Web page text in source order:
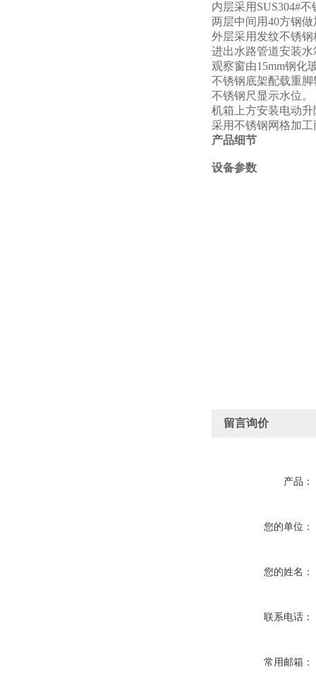
内层采用SUS304#
两层中间用40方钢
外层采用发纹不锈
进出水路管道安装
观察窗由15mm钢化
不锈钢底架配载重
不锈钢尺显示水位。
机箱上方安装电动
采用不锈钢网格加工
产品细节
设备参数
留言询价
产品：
您的单位：
您的姓名：
联系电话：
常用邮箱：